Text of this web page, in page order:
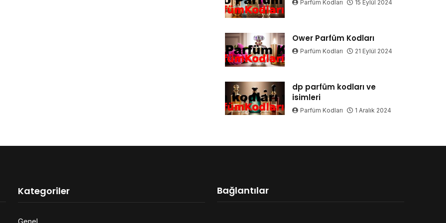
Parfüm Kodları 15 Eylül 2024
Ower Parfüm Kodları
Parfüm Kodları 21 Eylül 2024
dp parfüm kodları ve
isimleri
Parfüm Kodları 1 Aralık 2024
Kategoriler
Genel
Bağlantılar